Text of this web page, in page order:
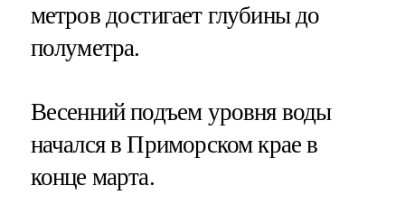
метров достигает глубины до
полуметра.
Весенний подъем уровня воды
начался в Приморском крае в
конце марта.